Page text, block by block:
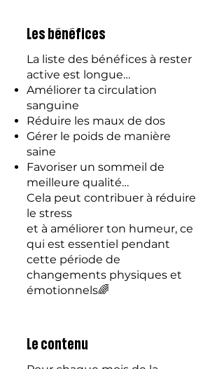
Les bénéfices
La liste des bénéfices à rester
active est longue…
Améliorer ta circulation
sanguine
Réduire les maux de dos
Gérer le poids de manière
saine
Favoriser un sommeil de
meilleure qualité…
Cela peut contribuer à réduire
le stress
et à améliorer ton humeur, ce
qui est essentiel pendant
cette période de
changements physiques et
émotionnels🌈
Le contenu